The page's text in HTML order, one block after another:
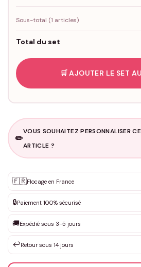
Sous-total (1 articles)
Total du set
🛒 AJOUTER LE SET
✏️
VOUS SOUHAITEZ PERSONNALISER
ARTICLE ?
✨ Personnalisation sur mesure
DEVIS GRATUIT · Personnalisation de
Que souhaitez-vous ?*
Votre texte / idée*
🇫🇷Flocage en France
🔒Paiement 100% sécurisé
🚚Expédié sous 3-5 jours
↩️Retour sous 14 jours